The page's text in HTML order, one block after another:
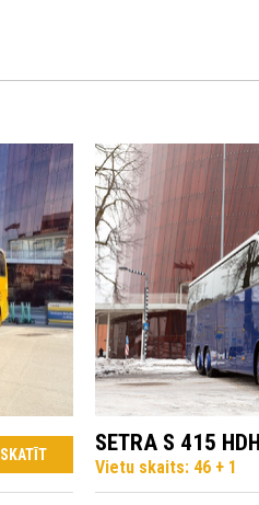
SKATĪT SETRA S 415 HDH
Vietu skaits: 46 + 1